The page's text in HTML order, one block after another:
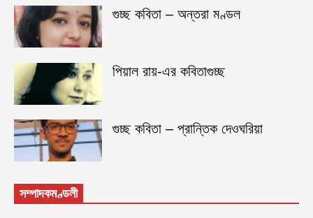
গুচ্ছ কবিতা – অন্তরা মণ্ডল
পিয়াল রায়-এর কবিতাগুচ্ছ
গুচ্ছ কবিতা – প্রান্তিক দেওঘরিয়া
সম্পাদকমণ্ডলী